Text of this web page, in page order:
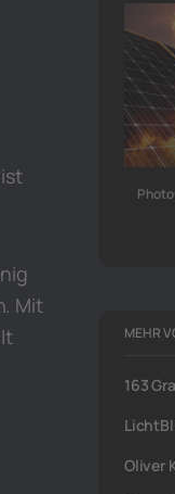
Mit
MEHR
163
Oliver